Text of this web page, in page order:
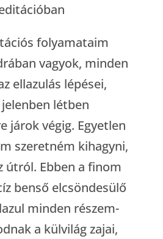
folyamataim
vagyok, minden
ellazulás lépései,
létben
járok végig. Egyetlen
szeretném kihagyni,
útról. Ebben a finom
benső elcsöndesülő
minden részem-
a külvilág zajai,